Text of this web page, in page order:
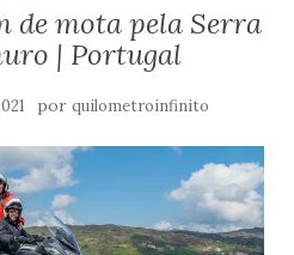
de mota pela Serra
| Portugal
por quilometroinfinito